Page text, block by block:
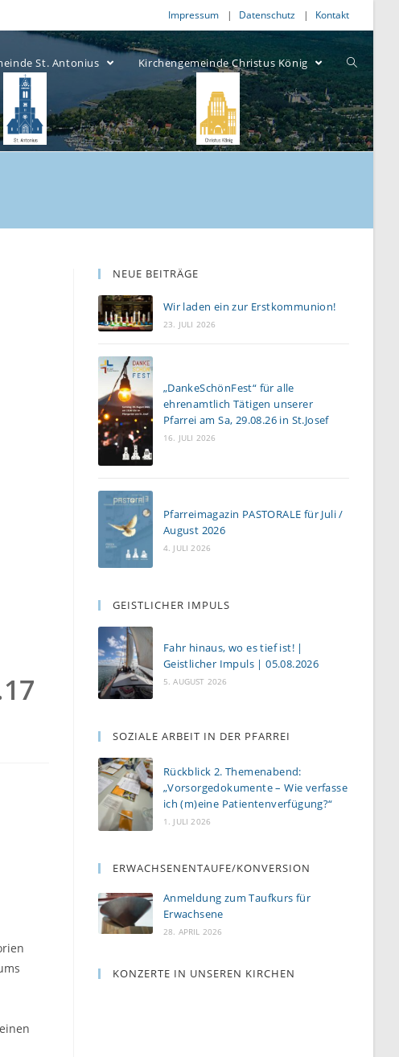
Impressum Datenschutz Kontakt
St. Antonius Kirchengemeinde Christus König
NEUE BEITRÄGE
Wir laden ein zur Erstkommunion!
23. JULI 2026
„DankeSchönFest“ für alle
ehrenamtlich Tätigen unserer
Pfarrei am Sa, 29.08.26 in St.Josef
16. JULI 2026
Pfarreimagazin PASTORALE für Juli /
August 2026
4. JULI 2026
GEISTLICHER IMPULS
Fahr hinaus, wo es tief ist! |
Geistlicher Impuls | 05.08.2026
5. AUGUST 2026
SOZIALE ARBEIT IN DER PFARREI
Rückblick 2. Themenabend:
„Vorsorgedokumente – Wie verfasse
ich (m)eine Patientenverfügung?“
1. JULI 2026
ERWACHSENENTAUFE/KONVERSION
Anmeldung zum Taufkurs für
Erwachsene
28. APRIL 2026
KONZERTE IN UNSEREN KIRCHEN